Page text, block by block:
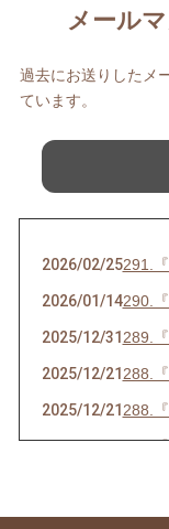
メール
過去にお送りしたメ
ています。
2026/02/25291.『
2026/01/14290.『
2025/12/31289.『
2025/12/21288.
2025/12/21288.『
2025/07/16286.
2025/05/28284.